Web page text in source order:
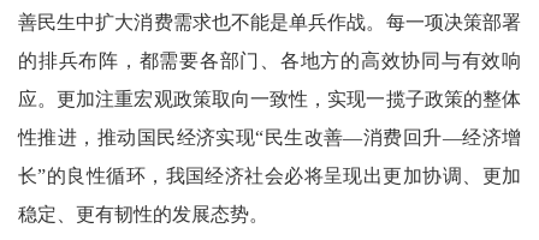
善民生中扩大消费需求也不能是单兵作战。每一项决策部署
的排兵布阵，都需要各部门、各地方的高效协同与有效响
应。更加注重宏观政策取向一致性，实现一揽子政策的整体
性推进，推动国民经济实现“民生改善—消费回升—经济增
长”的良性循环，我国经济社会必将呈现出更加协调、更加
稳定、更有韧性的发展态势。